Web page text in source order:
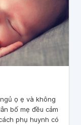
ọ ẹ và không
bố mẹ đều cảm
phụ huynh có